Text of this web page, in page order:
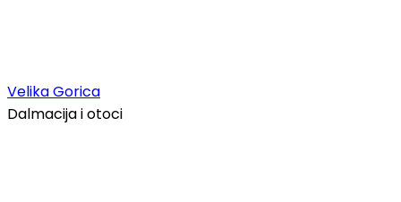
Velika Gorica
Dalmacija i otoci